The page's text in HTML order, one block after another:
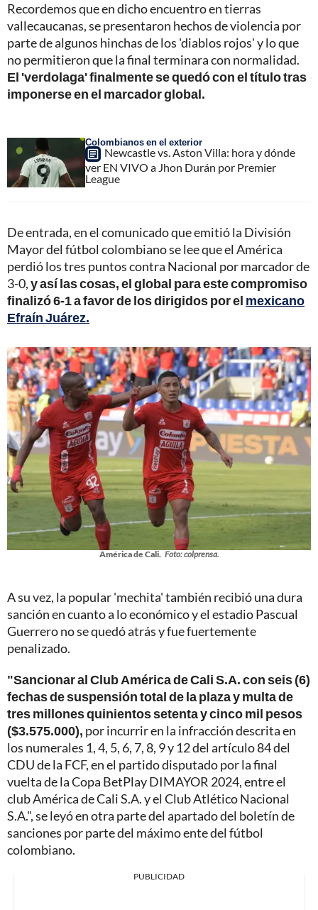
Recordemos que en dicho encuentro en tierras
vallecaucanas, se presentaron hechos de violencia por
parte de algunos hinchas de los 'diablos rojos' y lo que
no permitieron que la final terminara con normalidad.
El 'verdolaga' finalmente se quedó con el título tras
imponerse en el marcador global.
Colombianos en el exterior
Newcastle vs. Aston Villa: hora y dónde
ver EN VIVO a Jhon Durán por Premier
League
De entrada, en el comunicado que emitió la División
Mayor del fútbol colombiano se lee que el América
perdió los tres puntos contra Nacional por marcador de
3-0,y así las cosas, el global para este compromiso
finalizó 6-1 a favor de los dirigidos por el mexicano
Efraín Juárez.
América de Cali. Foto: colprensa.
A su vez, la popular 'mechita' también recibió una dura
sanción en cuanto a lo económico y el estadio Pascual
Guerrero no se quedó atrás y fue fuertemente
penalizado.
"Sancionar al Club América de Cali S.A. con seis (6)
fechas de suspensión total de la plaza y multa de
tres millones quinientos setenta y cinco mil pesos
($3.575.000), por incurrir en la infracción descrita en
los numerales 1, 4, 5, 6, 7, 8, 9 y 12 del artículo 84 del
CDU de la FCF, en el partido disputado por la final
vuelta de la Copa BetPlay DIMAYOR 2024, entre el
club América de Cali S.A. y el Club Atlético Nacional
S.A.", se leyó en otra parte del apartado del boletín de
sanciones por parte del máximo ente del fútbol
colombiano.
PUBLICIDAD